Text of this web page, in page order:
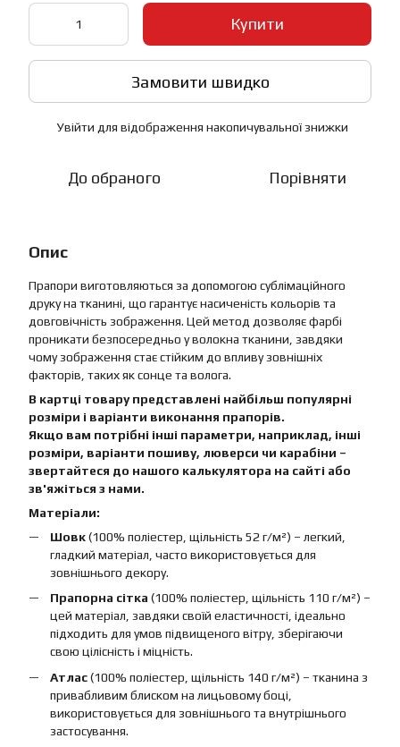
Купити
Замовити швидко
Увійти для відображення накопичувальної знижки
До обраного Порівняти
Опис
Прапори виготовляються за допомогою сублімаційного
друку на тканині, що гарантує насиченість кольорів та
довговічність зображення. Цей метод дозволяє фарбі
проникати безпосередньо у волокна тканини, завдяки
чому зображення стає стійким до впливу зовнішніх
факторів, таких як сонце та волога.
В картці товару представлені найбільш популярні
розміри і варіанти виконання прапорів.
Якщо вам потрібні інші параметри, наприклад, інші
розміри, варіанти пошиву, люверси чи карабіни –
звертайтеся до нашого калькулятора на сайті або
зв'яжіться з нами.
Матеріали:
Шовк(100% поліестер, щільність 52 г/м²) – легкий,
гладкий матеріал, часто використовується для
зовнішнього декору.
Прапорна сітка (100% поліестер, щільність 110 г/м²) –
цей матеріал, завдяки своїй еластичності, ідеально
підходить для умов підвищеного вітру, зберігаючи
свою цілісність і міцність.
Атлас(100% поліестер, щільність 140 г/м²) – тканина з
привабливим блиском на лицьовому боці,
використовується для зовнішнього та внутрішнього
застосування.